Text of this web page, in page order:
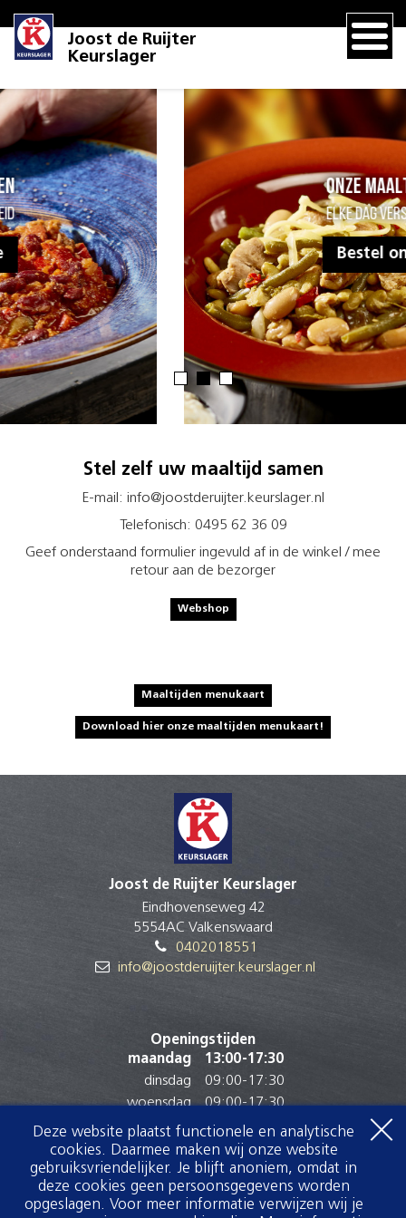
Joost de Ruijter
Keurslager
Onze maaltijden
Elke dag vers bereid
Bestel online
Stel zelf uw maaltijd samen
E-mail: info@joostderuijter.keurslager.nl
Telefonisch: 0495 62 36 09
Geef onderstaand formulier ingevuld af in de winkel / mee
retour aan de bezorger
Webshop
Maaltijden menukaart
Download hier onze maaltijden menukaart!
Joost de Ruijter Keurslager
Eindhovenseweg 42
5554AC Valkenswaard
0402018551
info@joostderuijter.keurslager.nl
Openingstijden
maandag
13:00-17:30
dinsdag
09:00-17:30
woensdag
09:00-17:30
donderdag
09:00 -
vrijdag
08:30- 17:30
zaterdag
08:00-16:00
zondag
Gesloten
Deze website plaatst functionele en analytische
cookies. Daarmee maken wij onze website
gebruiksvriendelijker. Je blijft anoniem, omdat in
deze cookies geen persoonsgegevens worden
opgeslagen. Voor meer informatie verwijzen wij je